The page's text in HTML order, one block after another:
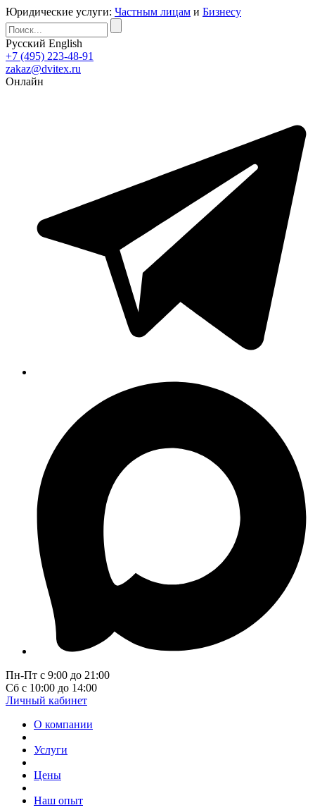
Юридические услуги: Частным лицам и Бизнесу
Русский English
+7 (495) 223-48-91
zakaz@dvitex.ru
Онлайн
Пн-Пт с 9:00 до 21:00
Сб с 10:00 до 14:00
Личный кабинет
О компании
Услуги
Цены
Наш опыт